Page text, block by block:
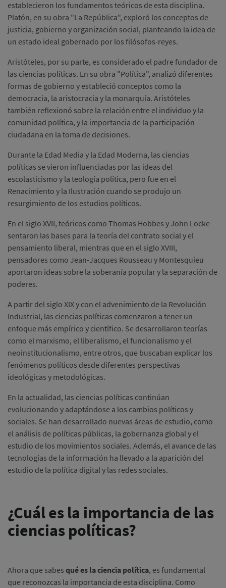
establecieron los fundamentos teóricos de esta disciplina.
Platón, en su obra "La República", exploró los conceptos de
justicia, gobierno y organización social, planteando la idea de
un estado ideal gobernado por los filósofos-reyes.
Aristóteles, por su parte, es considerado el padre fundador de
las ciencias políticas. En su obra "Política", analizó diferentes
formas de gobierno y estableció conceptos como la
democracia, la aristocracia y la monarquía. Aristóteles
también reflexionó sobre la relación entre el individuo y la
comunidad política, y la importancia de la participación
ciudadana en la toma de decisiones.
Durante la Edad Media y la Edad Moderna, las ciencias
políticas se vieron influenciadas por las ideas del
escolasticismo y la teología política, pero fue en el
Renacimiento y la Ilustración cuando se produjo un
resurgimiento de los estudios políticos.
En el siglo XVII, teóricos como Thomas Hobbes y John Locke
sentaron las bases para la teoría del contrato social y el
pensamiento liberal, mientras que en el siglo XVIII,
pensadores como Jean-Jacques Rousseau y Montesquieu
aportaron ideas sobre la soberanía popular y la separación de
poderes.
A partir del siglo XIX y con el advenimiento de la Revolución
Industrial, las ciencias políticas comenzaron a tener un
enfoque más empírico y científico. Se desarrollaron teorías
como el marxismo, el liberalismo, el funcionalismo y el
neoinstitucionalismo, entre otros, que buscaban explicar los
fenómenos políticos desde diferentes perspectivas
ideológicas y metodológicas.
En la actualidad, las ciencias políticas continúan
evolucionando y adaptándose a los cambios políticos y
sociales. Se han desarrollado nuevas áreas de estudio, como
el análisis de políticas públicas, la gobernanza global y el
estudio de los movimientos sociales. Además, el avance de las
tecnologías de la información ha llevado a la aparición del
estudio de la política digital y las redes sociales.
¿Cuál es la importancia de las
ciencias políticas?
Ahora que sabes qué es la ciencia política, es fundamental
que reconozcas la importancia de esta disciplina. Como